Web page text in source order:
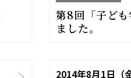
第8回「子ど
ました。
2014年8月1日（金